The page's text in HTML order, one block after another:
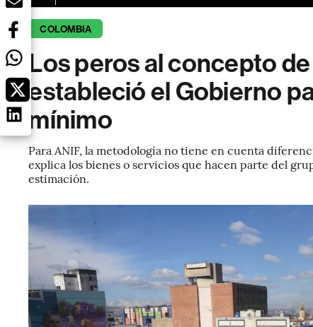
COLOMBIA
Los peros al concepto
estableció el Gobierno
mínimo
Para ANIF, la metodología no tiene en cuenta
explica los bienes o servicios que hacen parte del
estimación.